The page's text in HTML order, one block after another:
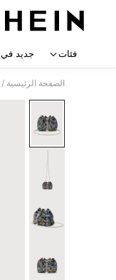
فئات جديد في
الصفحة الرئيسية /